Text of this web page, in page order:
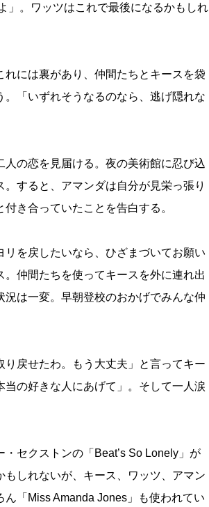
」。ワッツはこれで最後になるかもしれ
には裏があり、仲間たちとキースを袋
「いずれそうなるのなら、逃げ隠れな
の恋を見届ける。夜の美術館に忍び込
すると、アマンダは自分が見栄っ張り
き合っていたことを告白する。
を戻したいなら、ひざまづいてお願い
仲間たちを使ってキースを外に連れ出
は一変。早朝登校のおかげでみんな仲
戻せたわ。もう大丈夫」と言ってキー
の好きな人にあげて」。そして一人涙
セクストンの「Beat’s So Lonely」が
しれないが、キース、ワッツ、アマン
「Miss Amanda Jones」も使われてい